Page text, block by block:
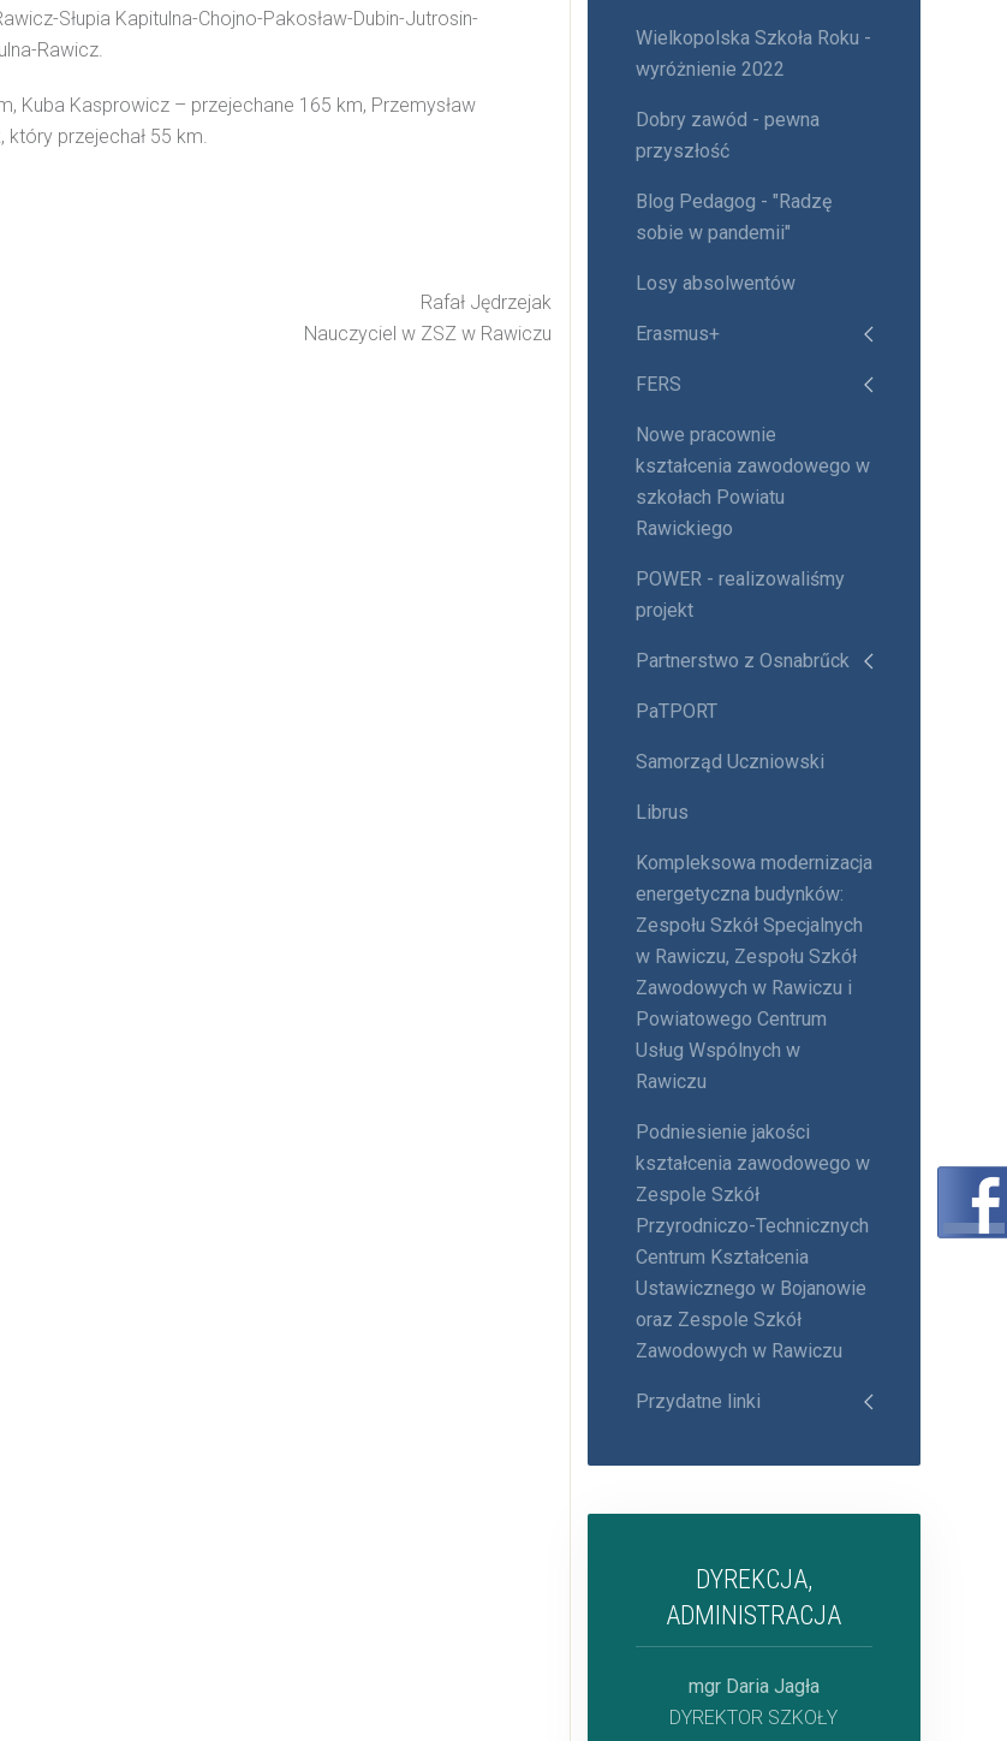
Słupia Kapitulna-Chojno-Pakosław-Dubin-Jutrosin-
Rawicz.
Kuba Kasprowicz – przejechane 165 km, Przemysław
przejechał 55 km.
Rafał Jędrzejak
Nauczyciel w ZSZ w Rawiczu
Wielkopolska Szkoła Roku -
wyróżnienie 2022
Dobry zawód - pewna
przyszłość
Blog Pedagog - "Radzę
sobie w pandemii"
Losy absolwentów
Erasmus+
FERS
Nowe pracownie
kształcenia zawodowego w
szkołach Powiatu
Rawickiego
POWER - realizowaliśmy
projekt
Partnerstwo z Osnabrűck
PaTPORT
Samorząd Uczniowski
Librus
Kompleksowa modernizacja
energetyczna budynków:
Zespołu Szkół Specjalnych
w Rawiczu, Zespołu Szkół
Zawodowych w Rawiczu i
Powiatowego Centrum
Usług Wspólnych w
Rawiczu
Podniesienie jakości
kształcenia zawodowego w
Zespole Szkół
Przyrodniczo-Technicznych
Centrum Kształcenia
Ustawicznego w Bojanowie
oraz Zespole Szkół
Zawodowych w Rawiczu
Przydatne linki
DYREKCJA,
ADMINISTRACJA
mgr Daria Jagła
DYREKTOR SZKOŁY